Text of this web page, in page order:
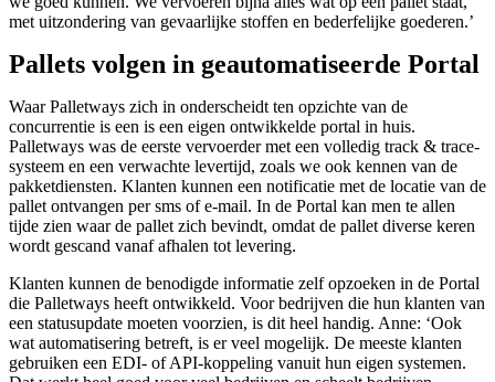
met uitzondering van gevaarlijke stoffen en bederfelijke goederen.’
Pallets volgen in geautomatiseerde Portal
Waar Palletways zich in onderscheidt ten opzichte van de
concurrentie is een is een eigen ontwikkelde portal in huis.
Palletways was de eerste vervoerder met een volledig track & trace-
systeem en een verwachte levertijd, zoals we ook kennen van de
pakketdiensten. Klanten kunnen een notificatie met de locatie van de
pallet ontvangen per sms of e-mail. In de Portal kan men te allen
tijde zien waar de pallet zich bevindt, omdat de pallet diverse keren
wordt gescand vanaf afhalen tot levering.
Klanten kunnen de benodigde informatie zelf opzoeken in de Portal
die Palletways heeft ontwikkeld. Voor bedrijven die hun klanten van
een statusupdate moeten voorzien, is dit heel handig. Anne: ‘Ook
wat automatisering betreft, is er veel mogelijk. De meeste klanten
gebruiken een EDI- of API-koppeling vanuit hun eigen systemen.